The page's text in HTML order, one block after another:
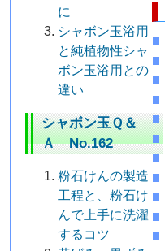
に
シャボン玉浴用
と純植物性シャ
ボン玉浴用との
違い
シャボン玉Ｑ＆
Ａ No.162
粉石けんの製造
工程と、粉石け
んで上手に洗濯
するコツ